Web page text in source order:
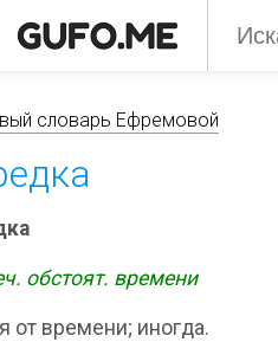
словарь Ефремовой
обстоят. времени
от времени; иногда.